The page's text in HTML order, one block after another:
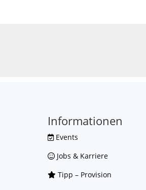
Informationen
Events
Jobs & Karriere
Tipp – Provision